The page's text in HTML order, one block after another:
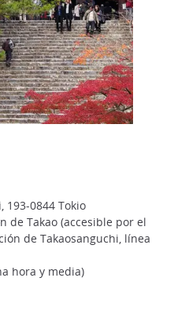
193-0844 Tokio
de Takao (accesible por el
de Takaosanguchi, línea
hora y media)